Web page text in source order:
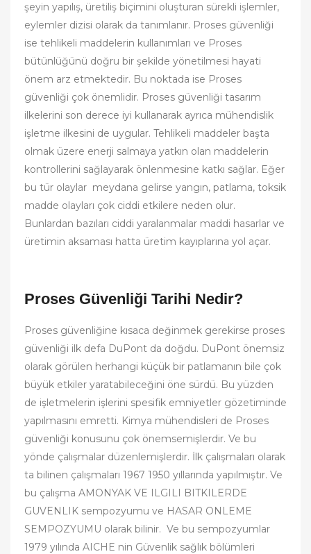
şeyin yapılış, üretiliş biçimini oluşturan sürekli işlemler,
eylemler dizisi olarak da tanımlanır. Proses güvenliği
ise tehlikeli maddelerin kullanımları ve Proses
bütünlüğünü doğru bir şekilde yönetilmesi hayati
önem arz etmektedir. Bu noktada ise Proses
güvenliği çok önemlidir. Proses güvenliği tasarım
ilkelerini son derece iyi kullanarak ayrıca mühendislik
işletme ilkesini de uygular. Tehlikeli maddeler başta
olmak üzere enerji salmaya yatkın olan maddelerin
kontrollerini sağlayarak önlenmesine katkı sağlar. Eğer
bu tür olaylar meydana gelirse yangın, patlama, toksik
madde olayları çok ciddi etkilere neden olur.
Bunlardan bazıları ciddi yaralanmalar maddi hasarlar ve
üretimin aksaması hatta üretim kayıplarına yol açar.
Proses Güvenliği Tarihi Nedir?
Proses güvenliğine kısaca değinmek gerekirse proses
güvenliği ilk defa DuPont da doğdu. DuPont önemsiz
olarak görülen herhangi küçük bir patlamanın bile çok
büyük etkiler yaratabileceğini öne sürdü. Bu yüzden
de işletmelerin işlerini spesifik emniyetler gözetiminde
yapılmasını emretti. Kimya mühendisleri de Proses
güvenliği konusunu çok önemsemişlerdir. Ve bu
yönde çalışmalar düzenlemişlerdir. İlk çalışmaları olarak
ta bilinen çalışmaları 1967 1950 yıllarında yapılmıştır. Ve
bu çalışma AMONYAK VE ILGILI BITKILERDE
GUVENLIK sempozyumu ve HASAR ONLEME
SEMPOZYUMU olarak bilinir. Ve bu sempozyumlar
1979 yılında AICHE nin Güvenlik sağlık bölümleri